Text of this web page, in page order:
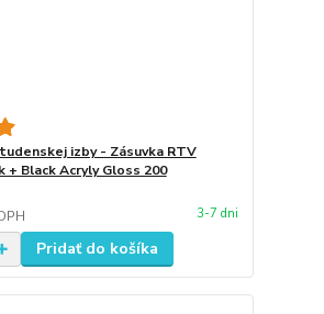
izby - Zásuvka RTV
+ Black Acryly Gloss 200
3-7 dni
Pridať do košíka